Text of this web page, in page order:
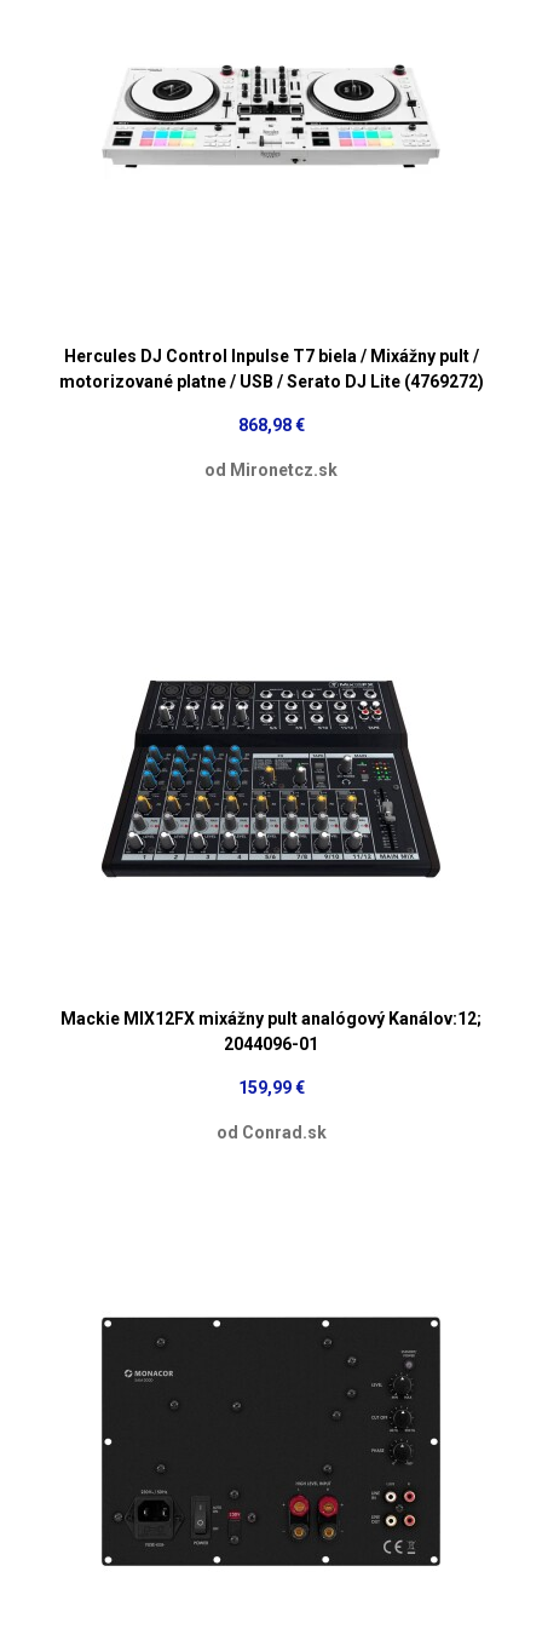
Hercules DJ Control Inpulse T7 biela / Mixážny pult /
motorizované platne / USB / Serato DJ Lite (4769272)
868,98 €
od Mironetcz.sk
Mackie MIX12FX mixážny pult analógový Kanálov:12;
2044096-01
159,99 €
od Conrad.sk